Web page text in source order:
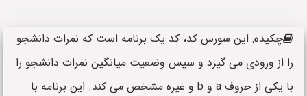
چکیده: این سورس کد، کد یک برنامه است که نمرات دانشجو
را از ورودی می گیرد و سپس وضعیت میانگین نمرات دانشجو را
با یکی از حروف a و b و غیره مشخص می کند. این برنامه با